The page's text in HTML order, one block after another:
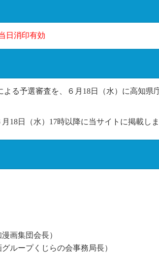
日消印有効
よる予選審査を、６月18日（水）に高知
18日（水）17時以降に当サイトに掲載しま
画集団会長）
ループくじらの会事務局長）